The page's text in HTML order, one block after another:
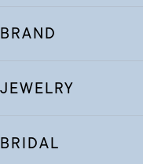
BRAND
JEWELRY
BRIDAL